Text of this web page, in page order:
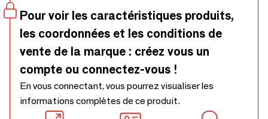
populaires dans les boutiques des musées et les concept
store Créateur. #rubber #acrylique #verre acrylique #verre
organique #plexiglas #lucite #3Djewelry
Pour voir les caractéristiques produits,
les coordonnées et les conditions de
vente de la marque : créez vous un
compte ou connectez-vous !
En vous connectant, vous pourrez visualiser les
informations complètes de ce produit.